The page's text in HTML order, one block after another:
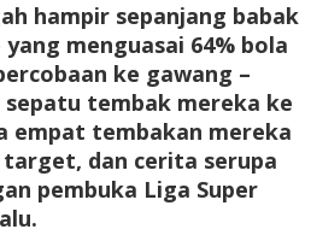
hampir sepanjang babak
yang menguasai 64% bola
ke gawang –
sepatu tembak mereka ke
empat tembakan mereka
dan cerita serupa
pembuka Liga Super